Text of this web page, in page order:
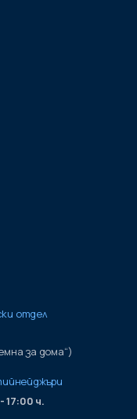
отдел
за дома“)
17:00 ч.